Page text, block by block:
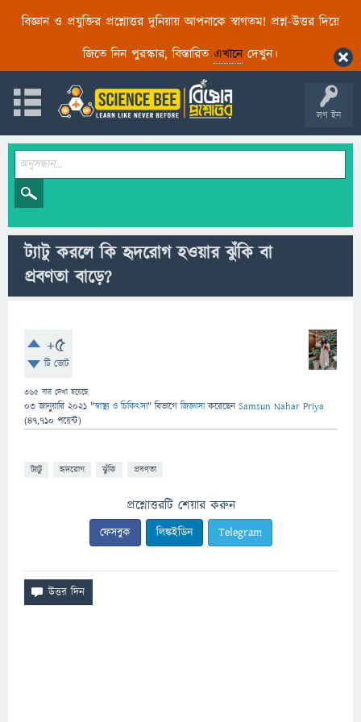
বিজ্ঞান ও প্রযুক্তির প্রশ্নোত্তর দুনিয়ায় আপনাকে স্বাগতম! প্রশ্ন-উত্তর দিয়ে
জিতে নিন পুরস্কার, বিস্তারিত এখানেদেখুন।
লগ ইন
ট্যাটু করলে কি হৃদরোগ হওয়ার ঝুঁকি বা
প্রবণতা বাড়ে?
+5
টি ভোট
365 বার দেখা হয়েছে
03 জানুয়ারি 2021 "স্বাস্থ্য ও চিকিৎসা" বিভাগে জিজ্ঞাসাকরেছেনSamsun Nahar Priya
(47,710 পয়েন্ট)
ট্যাটু হৃদরোগ ঝুঁকি প্রবণতা
প্রশ্নোত্তরটি শেয়ার করুন
ফেসবুক লিঙ্কইডিন Telegram